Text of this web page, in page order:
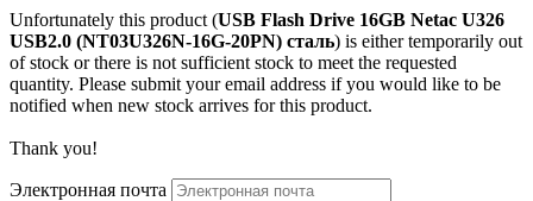
Unfortunately this product (USB Flash Drive 16GB Netac U326
USB2.0 (NT03U326N-16G-20PN) сталь) is either temporarily out
of stock or there is not sufficient stock to meet the requested
quantity. Please submit your email address if you would like to be
notified when new stock arrives for this product.
Thank you!
Электронная почта